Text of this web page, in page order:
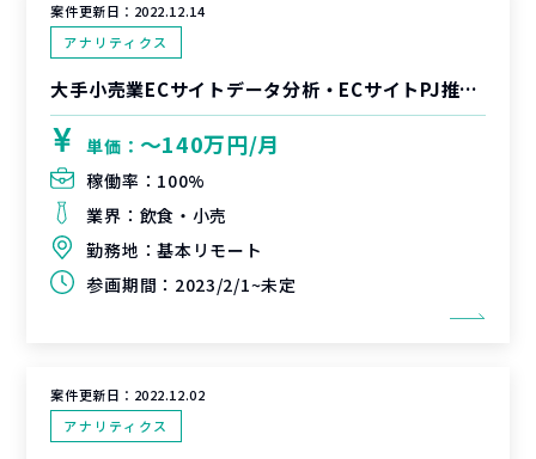
案件更新日： 2022.12.14
アナリティクス
大手小売業ECサイトデータ分析・ECサイトPJ推進支援
単価： 〜140万円/月
稼働率： 100%
業界： 飲食・小売
勤務地：基本リモート
参画期間： 2023/2/1~未定
案件更新日： 2022.12.02
アナリティクス